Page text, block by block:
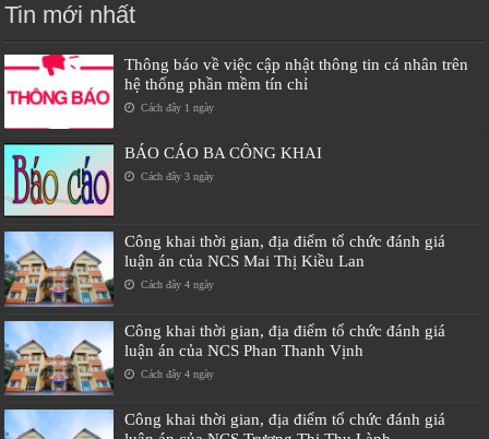
Tin mới nhất
Thông báo về việc cập nhật thông tin cá nhân trên
hệ thống phần mềm tín chỉ
Cách đây 1 ngày
BÁO CÁO BA CÔNG KHAI
Cách đây 3 ngày
Công khai thời gian, địa điểm tổ chức đánh giá
luận án của NCS Mai Thị Kiều Lan
Cách đây 4 ngày
Công khai thời gian, địa điểm tổ chức đánh giá
luận án của NCS Phan Thanh Vịnh
Cách đây 4 ngày
Công khai thời gian, địa điểm tổ chức đánh giá